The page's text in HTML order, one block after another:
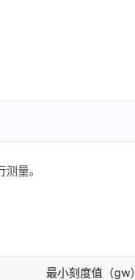
量。
最小刻度值（gw）